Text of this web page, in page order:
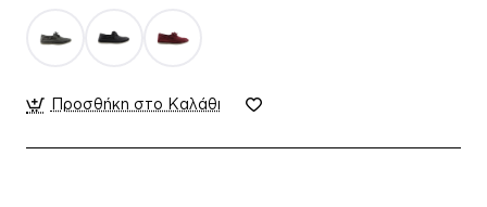
Προσθήκη στο Καλάθι